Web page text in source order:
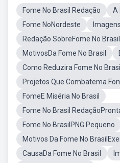
Fome No Brasil Redação
A
Fome NoNordeste
Redação SobreFome No Brasil
MotivosDa Fome No Brasil
Como Reduzira Fome No Brasil
Projetos Que Combatema
FomeE Miséria No Brasil
Fome No Brasil
Fome No BrasilPNG Pequeno
Motivos Da Fome No
CausaDa Fome No Brasil